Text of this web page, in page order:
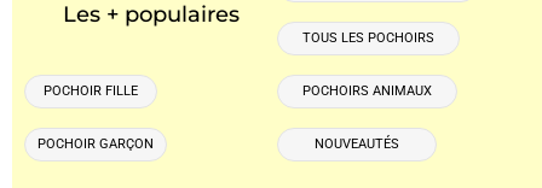
Les + populaires
TOUS LES POCHOIRS
POCHOIR FILLE
POCHOIR GARÇON
POCHOIRS ANIMAUX
NOUVEAUTÉS